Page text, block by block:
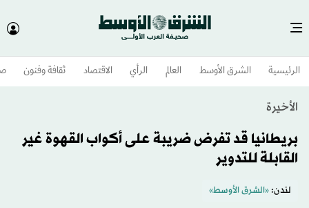
الرئيسية الشرق الأوسط​ العالم الرأي الاقتصاد ثقافة وفنون
الأخيرة
بريطانيا قد تفرض ضريبة على أكواب القهوة غير
القابلة للتدوير
لندن:«الشرق الأوسط»